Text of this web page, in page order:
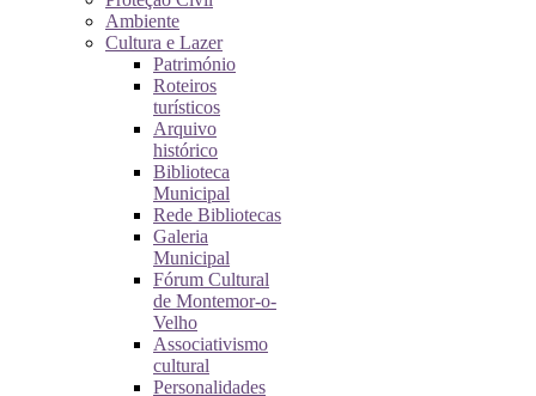
Ambiente
Cultura e Lazer
Património
Roteiros
turísticos
Arquivo
histórico
Biblioteca
Municipal
Rede Bibliotecas
Galeria
Municipal
Fórum Cultural
de Montemor-o-
Velho
Associativismo
cultural
Personalidades